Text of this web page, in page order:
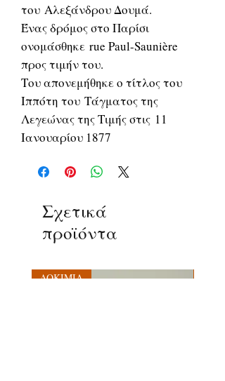
του Αλεξάνδρου Δουμά.
Ένας δρόμος στο Παρίσι
ονομάσθηκε rue Paul-Saunière
προς τιμήν του.
Του απονεμήθηκε ο τίτλος του
Ιππότη του Τάγματος της
Λεγεώνας της Τιμής στις 11
Ιανουαρίου 1877
Σχετικά
προϊόντα
ΔΟΚΙΜΙΑ